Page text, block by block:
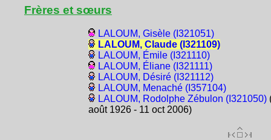
Frères et sœurs
LALOUM, Gisèle (I321051)
LALOUM, Claude (I321109)
LALOUM, Émile (I321110)
LALOUM, Éliane (I321111)
LALOUM, Désiré (I321112)
LALOUM, Menaché (I357104)
LALOUM, Rodolphe Zébulon (I321050)
août 1926 - 11 oct 2006)